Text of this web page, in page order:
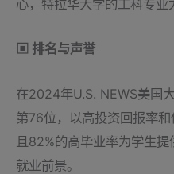
心，特拉华大学的工科专业
▣ 排名与声誉
在2024年U.S. NEWS美国
第76位，以高投资回报率和
且82%的高毕业率为学生
就业前景。